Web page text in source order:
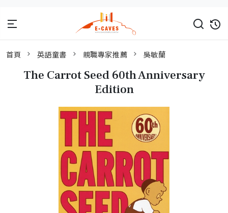
首頁 英語童書 親職專家推薦 吳敏蘭
The Carrot Seed 60th Anniversary
Edition